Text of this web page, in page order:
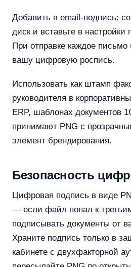
Добавить в email-подпись:
диск и вставьте в настройки
При отправке каждое письмо
вашу цифровую роспись.
Использовать как штамп
руководителя в
ERP, шаблонах документов
принимают PNG с
элемент брендирования.
Безопасность
Цифровая подпись в виде
— если файл попал к
подписывать документы от
Храните подпись только в
кабинете с двухфакторной